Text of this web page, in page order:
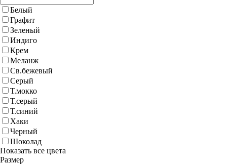
Белый
Графит
Зеленый
Индиго
Крем
Меланж
Св.бежевый
Серый
Т.мокко
Т.серый
Т.синий
Хаки
Черный
Шоколад
Показать все цвета
Размер